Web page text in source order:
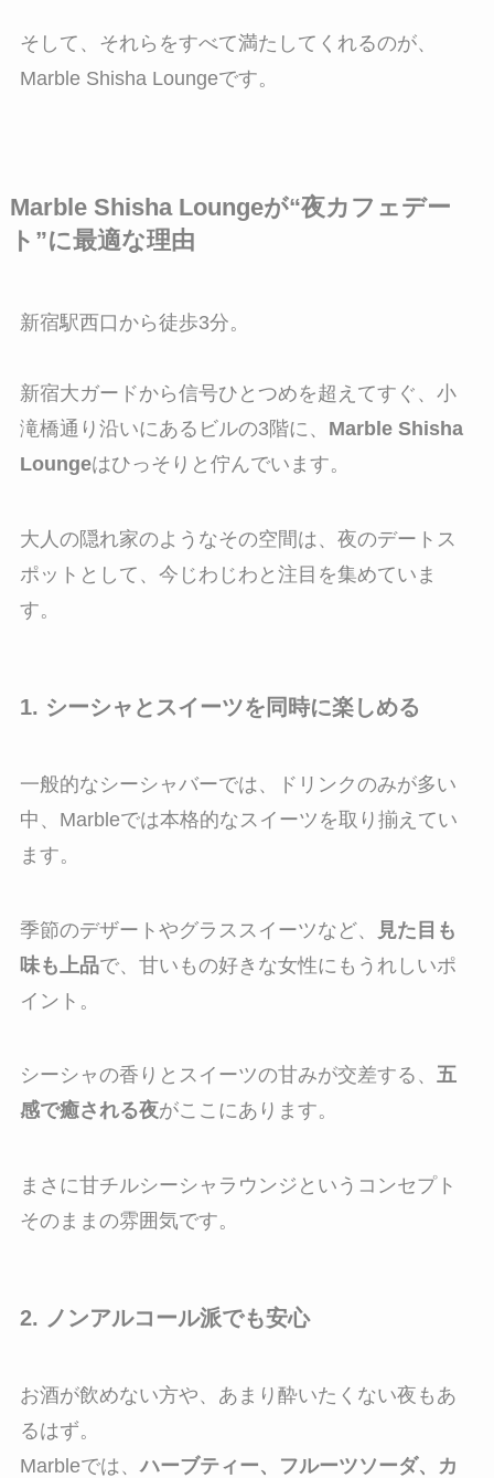
そして、それらをすべて満たしてくれるのが、
Marble Shisha Loungeです。
Marble Shisha Loungeが“夜カフェデー
ト”に最適な理由
新宿駅西口から徒歩3分。
新宿大ガードから信号ひとつめを超えてすぐ、小
滝橋通り沿いにあるビルの3階に、 Marble Shisha
Loungeはひっそりと佇んでいます。
大人の隠れ家のようなその空間は、夜のデートス
ポットとして、今じわじわと注目を集めていま
す。
1. シーシャとスイーツを同時に楽しめる
一般的なシーシャバーでは、ドリンクのみが多い
中、Marbleでは本格的なスイーツを取り揃えてい
ます。
季節のデザートやグラススイーツなど、
見た目も
味も上品で、甘いもの好きな女性にもうれしいポ
イント。
シーシャの香りとスイーツの甘みが交差する、 五
感で癒される夜がここにあります。
まさに甘チルシーシャラウンジというコンセプト
そのままの雰囲気です。
2. ノンアルコール派でも安心
お酒が飲めない方や、あまり酔いたくない夜もあ
るはず。
Marbleでは、ハーブティー、フルーツソーダ、カ